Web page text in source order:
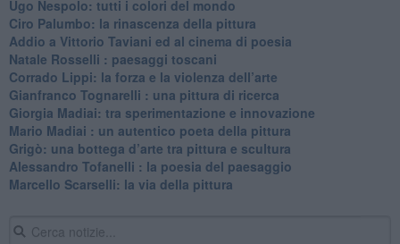
Ugo Nespolo: tutti i colori del mondo
​Ciro Palumbo: la rinascenza della pittura
​Addio a Vittorio Taviani ed al cinema di poesia
​Natale Rosselli : paesaggi toscani
​Corrado Lippi: la forza e la violenza dell’arte
Gianfranco Tognarelli : una pittura di ricerca
Giorgia Madiai: tra sperimentazione e innovazione
Mario Madiai : un autentico poeta della pittura
Grigò: una bottega d’arte tra pittura e scultura
Alessandro Tofanelli : la poesia del paesaggio
​Marcello Scarselli: la via della pittura